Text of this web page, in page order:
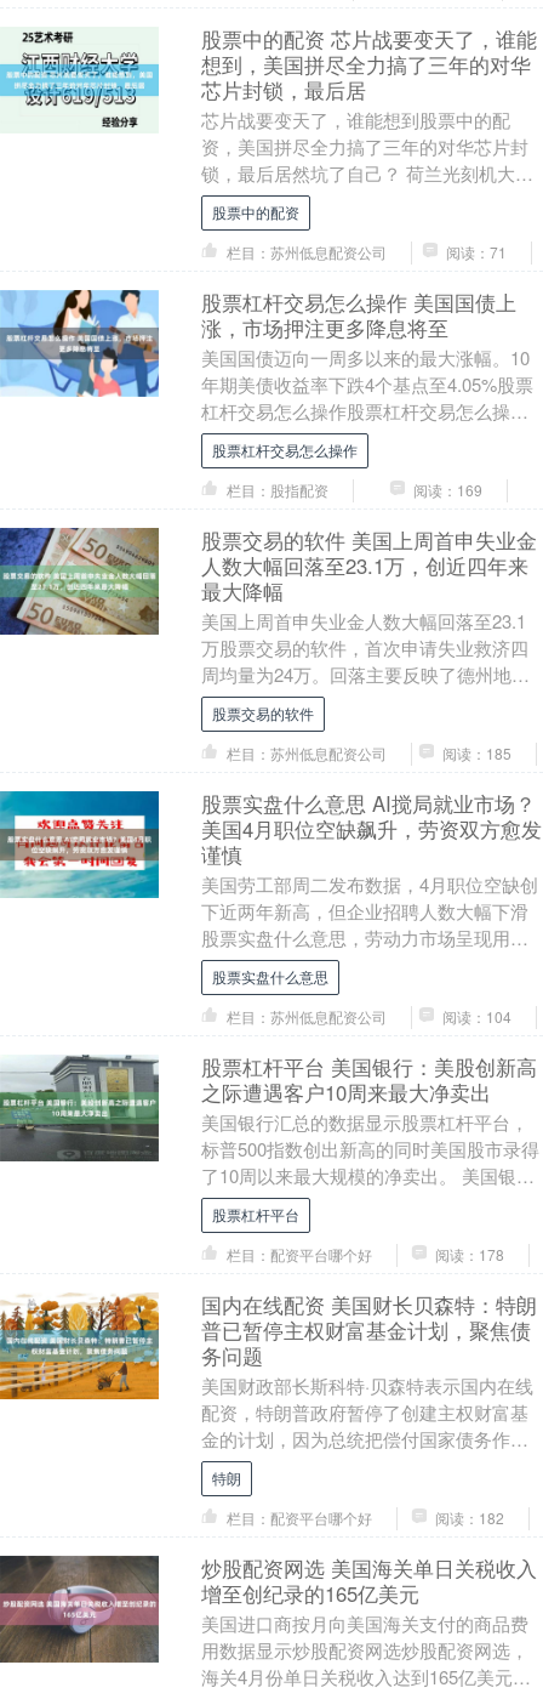
股票中的配资 芯片战要变天了，谁能
想到，美国拼尽全力搞了三年的对华
芯片封锁，最后居
芯片战要变天了，谁能想到股票中的配
资，美国拼尽全力搞了三年的对华芯片封
锁，最后居然坑了自己？ 荷兰光刻机大厂
阿斯麦的现任老总克里斯托夫富凯最近在
接受采访的时候，....
股票中的配资
栏目：苏州低息配资公司
阅读：71
股票杠杆交易怎么操作 美国国债上
涨，市场押注更多降息将至
美国国债迈向一周多以来的最大涨幅。10
年期美债收益率下跌4个基点至4.05%股票
杠杆交易怎么操作股票杠杆交易怎么操
作，对利率更为敏感的2年期国债收益率跌
至3.5....
股票杠杆交易怎么操作
栏目：股指配资
阅读：169
股票交易的软件 美国上周首申失业金
人数大幅回落至23.1万，创近四年来
最大降幅
美国上周首申失业金人数大幅回落至23.1
万股票交易的软件，首次申请失业救济四
周均量为24万。回落主要反映了德州地区
异常数据的正常化股票交易的软件，德州
上周从申请....
股票交易的软件
栏目：苏州低息配资公司
阅读：185
股票实盘什么意思 AI搅局就业市场？
美国4月职位空缺飙升，劳资双方愈发
谨慎
美国劳工部周二发布数据，4月职位空缺创
下近两年新高，但企业招聘人数大幅下滑
股票实盘什么意思，劳动力市场呈现用工
需求抬升、实际招工放缓的分化格局。对
于美联储而言，....
股票实盘什么意思
栏目：苏州低息配资公司
阅读：104
股票杠杆平台 美国银行：美股创新高
之际遭遇客户10周来最大净卖出
美国银行汇总的数据显示股票杠杆平台，
标普500指数创出新高的同时美国股市录得
了10周以来最大规模的净卖出。 美国银行
策略师Jill Carey Hall说，上周....
股票杠杆平台
栏目：配资平台哪个好
阅读：178
国内在线配资 美国财长贝森特：特朗
普已暂停主权财富基金计划，聚焦债
务问题
美国财政部长斯科特·贝森特表示国内在线
配资，特朗普政府暂停了创建主权财富基
金的计划，因为总统把偿付国家债务作为
首要任务。“我认为总统已经决定暂停这项
计划，以便我....
特朗
栏目：配资平台哪个好
阅读：182
炒股配资网选 美国海关单日关税收入
增至创纪录的165亿美元
美国进口商按月向美国海关支付的商品费
用数据显示炒股配资网选炒股配资网选，
海关4月份单日关税收入达到165亿美元，